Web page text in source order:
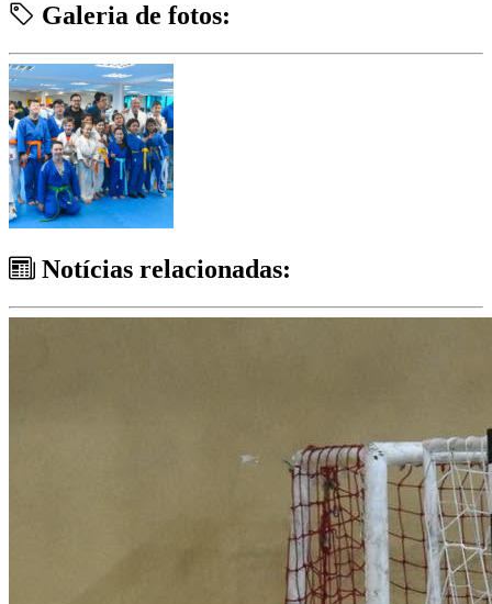
Galeria de fotos:
Notícias relacionadas: